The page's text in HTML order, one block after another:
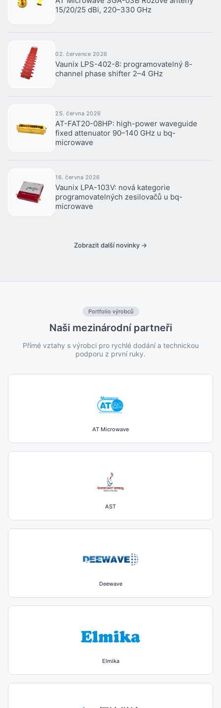
15/20/25 dBi, 220–330 GHz
02. července 2026
Vaunix LPS-402-8: programovatelný 8-
channel phase shifter 2–4 GHz
25. června 2026
AT-FAT20-08HP: high-power waveguide
fixed attenuator 90–140 GHz u bq-
microwave
16. června 2026
Vaunix LPA-103V: nová kategorie
programovatelných zesilovačů u bq-
microwave
Zobrazit další novinky →
Portfolio výrobců
Naši mezinárodní partneři
Přímé vztahy s výrobci pro rychlé dodání a technickou
podporu z první ruky.
AT Microwave
AST
Deewave
Elmika